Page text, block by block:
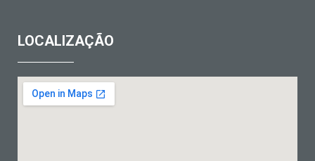
LOCALIZAÇÃO